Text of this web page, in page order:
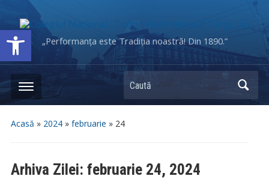
Deschide bara de unelte„Performanța este Tradiția noastră! Din 1890.”
Caută
Acasă » 2024» februarie » 24
Arhiva Zilei: februarie 24, 2024